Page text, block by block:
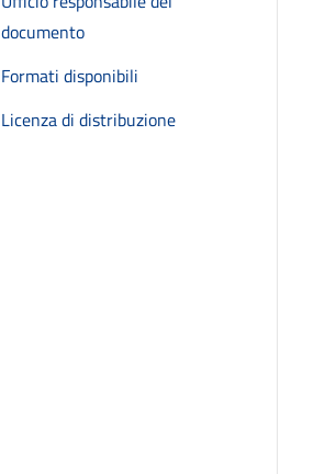
documento
Formati disponibili
Licenza di distribuzione